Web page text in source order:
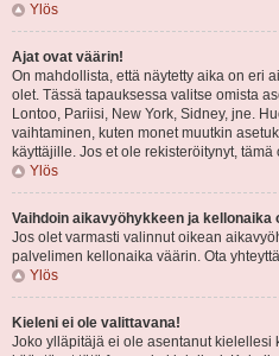
Ylös
Ajat ovat väärin!
On mahdollista, että näytetty aika on eri
olet. Tässä tapauksessa valitse omista
Lontoo, Pariisi, New York, Sidney, jne.
vaihtaminen, kuten monet muutkin
käyttäjille. Jos et ole rekisteröitynyt,
Ylös
Vaihdoin aikavyöhykkeen ja kellonaika
Jos olet varmasti valinnut oikean
palvelimen kellonaika väärin. Ota
Ylös
Kieleni ei ole valittavana!
Joko ylläpitäjä ei ole asentanut kielellesi